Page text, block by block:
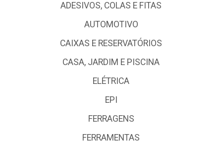
ADESIVOS, COLAS E FITAS
AUTOMOTIVO
CAIXAS E RESERVATÓRIOS
CASA, JARDIM E PISCINA
ELÉTRICA
EPI
FERRAGENS
FERRAMENTAS